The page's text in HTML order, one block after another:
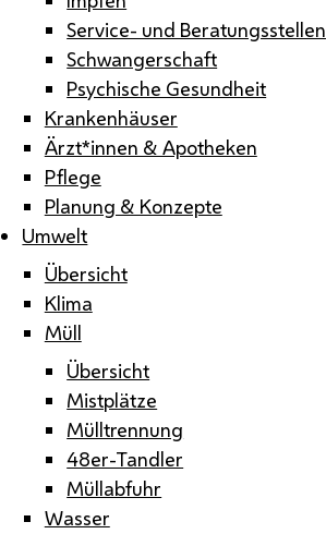
Service- und Beratungsstellen
Schwangerschaft
Psychische Gesundheit
Krankenhäuser
Ärzt*innen & Apotheken
Pflege
Planung & Konzepte
Umwelt
Übersicht
Klima
Müll
Übersicht
Mistplätze
Mülltrennung
48er-Tandler
Müllabfuhr
Wasser